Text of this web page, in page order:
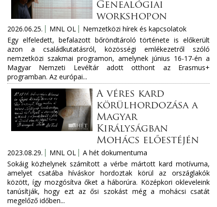
Genealógiai
workshopon
2026.06.25. MNL OL
Nemzetközi hírek és kapcsolatok
Egy elfeledett, befalazott bőröndtároló története is előkerült
azon a családkutatásról, közösségi emlékezetről szóló
nemzetközi szakmai programon, amelynek június 16-17-én a
Magyar Nemzeti Levéltár adott otthont az Erasmus+
programban. Az európai...
A véres kard
körülhordozása a
Magyar
Királyságban
Mohács előestéjén
2023.08.29. MNL OL
A hét dokumentuma
Sokáig közhelynek számított a vérbe mártott kard motívuma,
amelyet csatába híváskor hordoztak körül az országlakók
között, így mozgósítva őket a háborúra. Középkori okleveleink
tanúsítják, hogy ezt az ősi szokást még a mohácsi csatát
megelőző időben...